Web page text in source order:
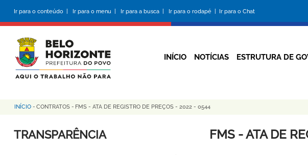
conteúdo
principal
Ir para o conteúdo | Ir para o menu | Ir para a busca | Ir para o rodapé | Ir para o Chat
INÍCIO NOTÍCIAS ESTRUTURA DE
Trilha
de
INÍCIO - CONTRATOS - FMS - ATA DE REGISTRO DE PREÇOS - 2022 - 0544
FMS - ATA DE
TRANSPARÊNCIA